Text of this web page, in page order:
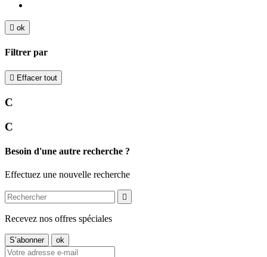
 ok
Filtrer par
 Effacer tout
C
C
Besoin d'une autre recherche ?
Effectuez une nouvelle recherche

Recevez nos offres spéciales